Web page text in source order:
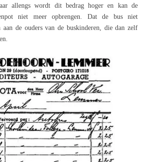
allengs wordt dit bedrag hoger en kan de
niet meer opbrengen. Dat de bus niet
de ouders van de buskinderen, die dan zelf